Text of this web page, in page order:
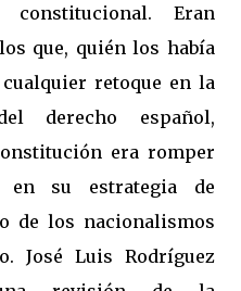
Eran
que, quién los había
retoque en la
derecho español,
era romper
en su estrategia de
de los nacionalismos
José Luis Rodríguez